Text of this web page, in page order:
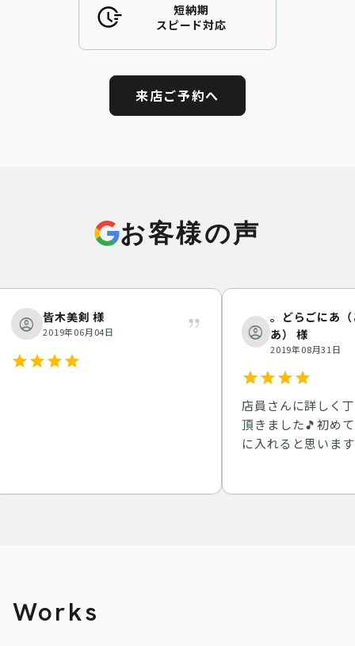
短納期
スピード対応
来店ご予約へ
お客様の声
皆木美剣 様
2019年06月04日
starstar
。どらごにあ（どらご
あ） 様
2019年08月31日
starstar
店員さんに詳しく丁寧に
頂きました🎵初めての方
に入れると思います。
Works